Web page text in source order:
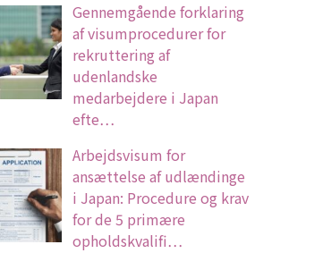
Gennemgående forklaring
af visumprocedurer for
rekruttering af
udenlandske
medarbejdere i Japan
efte…
Arbejdsvisum for
ansættelse af udlændinge
i Japan: Procedure og krav
for de 5 primære
opholdskvalifi…